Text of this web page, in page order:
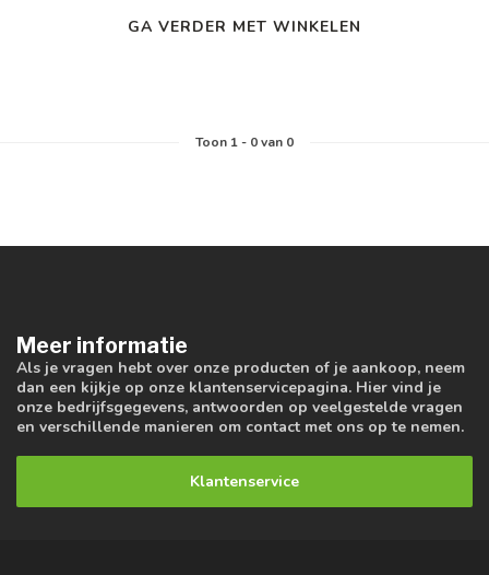
GA VERDER MET WINKELEN
Toon 1- 0van 0
Meer informatie
Als je vragen hebt over onze producten of je aankoop, neem
dan een kijkje op onze klantenservicepagina. Hier vind je
onze bedrijfsgegevens, antwoorden op veelgestelde vragen
en verschillende manieren om contact met ons op te nemen.
Klantenservice